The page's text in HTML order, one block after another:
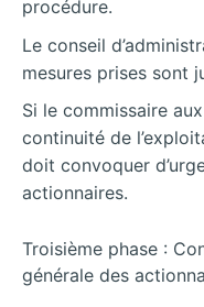
procédure.
Le conseil
mesures prises sont
Si le commissaire
continuité de
doit convoquer
actionnaires.
Troisième phase :
générale des